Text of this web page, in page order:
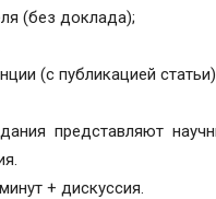
(без доклада);
(с публикацией
представляют
+ дискуссия.